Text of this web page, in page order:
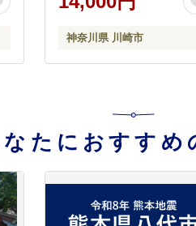
ョニング リカバー カラ
ー 持ち運び 便利 おすすめ
神奈川県 川崎市
神奈川県 川崎市
たにおすすめ